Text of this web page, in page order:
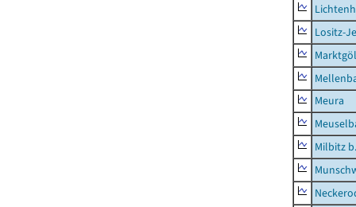
Lositz-
Meura
Milbitz